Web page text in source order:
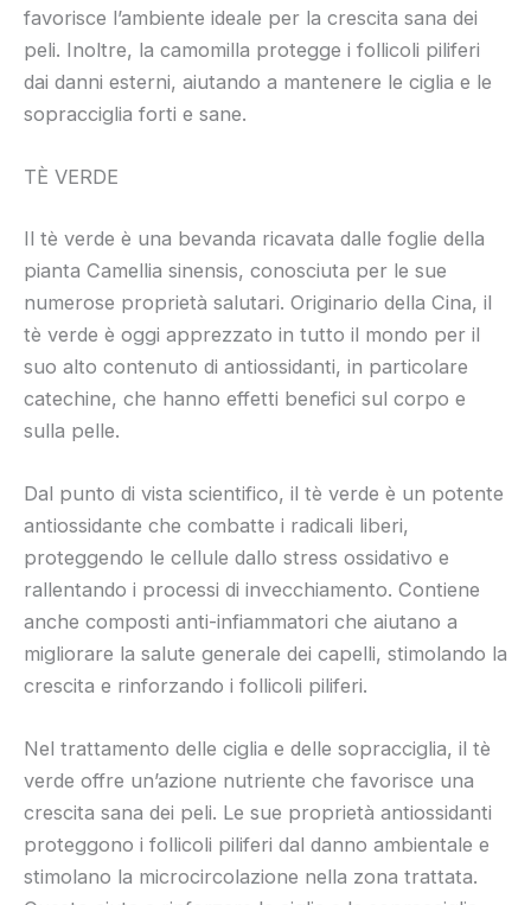
favorisce l’ambiente ideale per la crescita sana dei
peli. Inoltre, la camomilla protegge i follicoli piliferi
dai danni esterni, aiutando a mantenere le ciglia e le
sopracciglia forti e sane.
TÈ VERDE
Il tè verde è una bevanda ricavata dalle foglie della
pianta Camellia sinensis, conosciuta per le sue
numerose proprietà salutari. Originario della Cina, il
tè verde è oggi apprezzato in tutto il mondo per il
suo alto contenuto di antiossidanti, in particolare
catechine, che hanno effetti benefici sul corpo e
sulla pelle.
Dal punto di vista scientifico, il tè verde è un potente
antiossidante che combatte i radicali liberi,
proteggendo le cellule dallo stress ossidativo e
rallentando i processi di invecchiamento. Contiene
anche composti anti-infiammatori che aiutano a
migliorare la salute generale dei capelli, stimolando la
crescita e rinforzando i follicoli piliferi.
Nel trattamento delle ciglia e delle sopracciglia, il tè
verde offre un’azione nutriente che favorisce una
crescita sana dei peli. Le sue proprietà antiossidanti
proteggono i follicoli piliferi dal danno ambientale e
stimolano la microcircolazione nella zona trattata.